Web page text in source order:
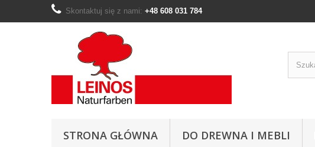
Skontaktuj się z nami: +48 608 031 784
STRONA GŁÓWNA DO DREWNA I MEBLI